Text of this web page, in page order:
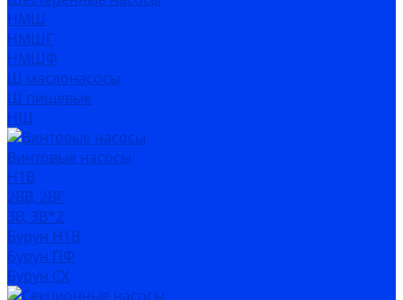
НМШ
НМШГ
НМШФ
Ш маслонасосы
Ш пищевые
НШ
Винтовые насосы
Н1В
2ВВ, 2ВГ
3В, 3В*2
Бурун Н1В
Бурун ПФ
Бурун СХ